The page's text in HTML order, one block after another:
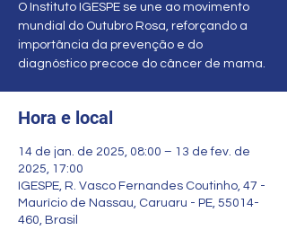
O Instituto IGESPE se une ao movimento
mundial do Outubro Rosa, reforçando a
importância da prevenção e do
diagnóstico precoce do câncer de mama.
Hora e local
14 de jan. de 2025, 08:00 – 13 de fev. de
2025, 17:00
IGESPE, R. Vasco Fernandes Coutinho, 47 -
Maurício de Nassau, Caruaru - PE, 55014-
460, Brasil